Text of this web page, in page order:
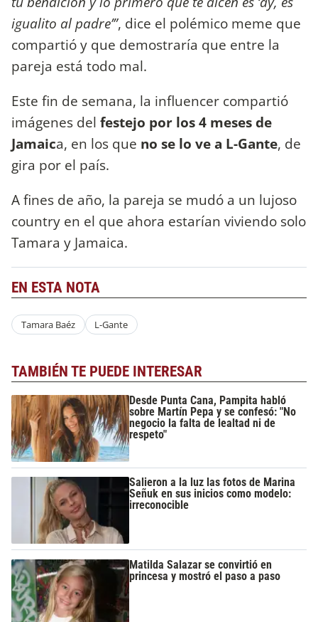
igualito al padre’”, dice el polémico meme que
compartió y que demostraría que entre la
pareja está todo mal.
Este fin de semana, la influencer compartió
imágenes del festejo por los 4 meses de
Jamaica, en los que no se lo ve a L-Gante, de
gira por el país.
A fines de año, la pareja se mudó a un lujoso
country en el que ahora estarían viviendo solo
Tamara y Jamaica.
EN ESTA NOTA
Tamara Baéz L-Gante
TAMBIÉN TE PUEDE INTERESAR
Desde Punta Cana, Pampita habló
sobre Martín Pepa y se confesó: "No
negocio la falta de lealtad ni de
respeto"
Salieron a la luz las fotos de Marina
Señuk en sus inicios como modelo:
irreconocible
Matilda Salazar se convirtió en
princesa y mostró el paso a paso